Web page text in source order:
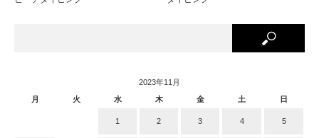
2023年11月
月
火 水 木 金 土 日
1 2 3 4 5